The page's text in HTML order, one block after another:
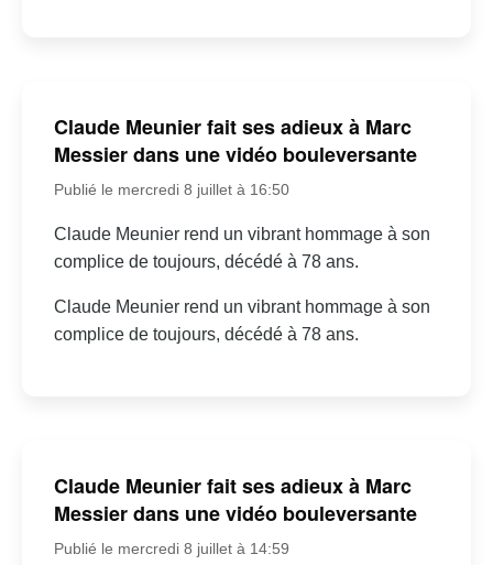
Claude Meunier fait ses adieux à Marc
Messier dans une vidéo bouleversante
Publié le mercredi 8 juillet à 16:50
Claude Meunier rend un vibrant hommage à son
complice de toujours, décédé à 78 ans.
Claude Meunier rend un vibrant hommage à son
complice de toujours, décédé à 78 ans.
Claude Meunier fait ses adieux à Marc
Messier dans une vidéo bouleversante
Publié le mercredi 8 juillet à 14:59